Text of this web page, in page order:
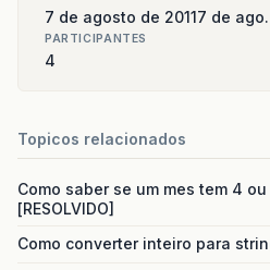
7 de agosto de 20117 de ago.
PARTICIPANTES
4
Topicos relacionados
Como saber se um mes tem 4
[RESOLVIDO]
Como converter inteiro para